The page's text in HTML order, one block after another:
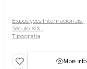
Exposições Internacionais
Século XIX
Tipografia
More info